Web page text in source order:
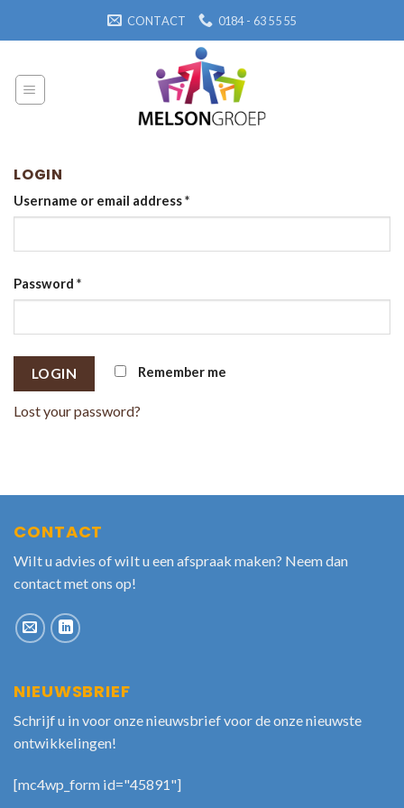
CONTACT 0184 - 63 55 55
LOGIN
Username or email address*
Password *
Remember me
Lost your password?
CONTACT
Wilt u advies of wilt u een afspraak maken? Neem dan
contact met ons op!
NIEUWSBRIEF
Schrijf u in voor onze nieuwsbrief voor de onze nieuwste
ontwikkelingen!
[mc4wp_form id="45891"]